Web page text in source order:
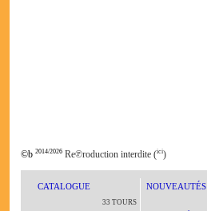
©b 2014/2026 Re℗roduction interdite (ici)
CATALOGUE
33 TOURS
NOUVEAUTÉS